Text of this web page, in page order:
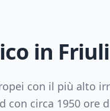
in
con il più alto
con circa 1950 ore